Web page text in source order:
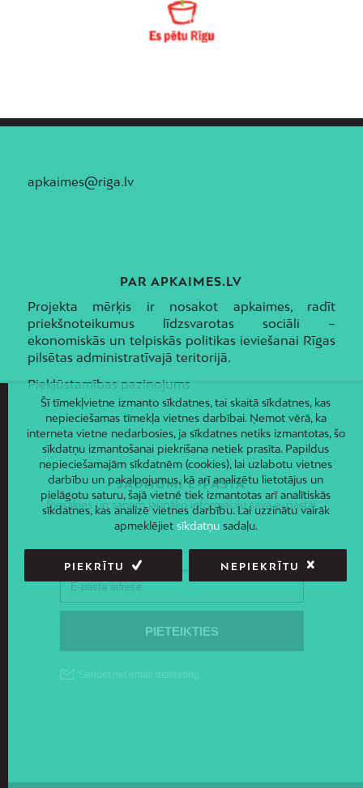
apkaimes@riga.lv
PAR APKAIMES.LV
Projekta mērķis ir nosakot apkaimes, radīt
priekšnoteikumus līdzsvarotas sociāli –
ekonomiskās un telpiskās politikas ieviešanai Rīgas
pilsētas administratīvajā teritorijā.
Piekļūstamības paziņojums
JAUNUMI E-PASTĀ
Piesakies un saņem jaunāko informāciju savā e-pastā!
Šī tīmekļvietne izmanto sīkdatnes, tai skaitā sīkdatnes, kas
nepieciešamas tīmekļa vietnes darbībai. Ņemot vērā, ka
interneta vietne nedarbosies, ja sīkdatnes netiks izmantotas, šo
sīkdatņu izmantošanai piekrišana netiek prasīta. Papildus
nepieciešamajām sīkdatnēm (cookies), lai uzlabotu vietnes
darbību un pakalpojumus, kā arī analizētu lietotājus un
pielāgotu saturu, šajā vietnē tiek izmantotas arī analītiskās
sīkdatnes, kas analizē vietnes darbību. Lai uzzinātu vairāk
apmeklējiet sīkdatņusadaļu.
PIEKRĪTU NEPIEKRĪTU